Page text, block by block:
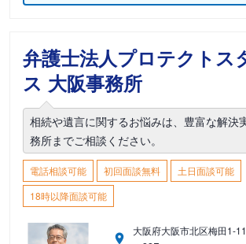
弁護士法人プロテクトス
ス 大阪事務所
相続や遺言に関するお悩みは、豊富な解決
務所までご相談ください。
電話相談可能 初回面談無料
土日面談可能
18時以降面談可能
大阪府大阪市北区梅田1-